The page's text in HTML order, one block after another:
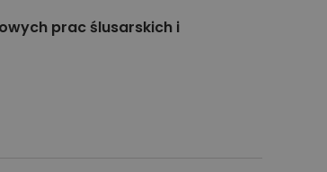
prac ślusarskich i